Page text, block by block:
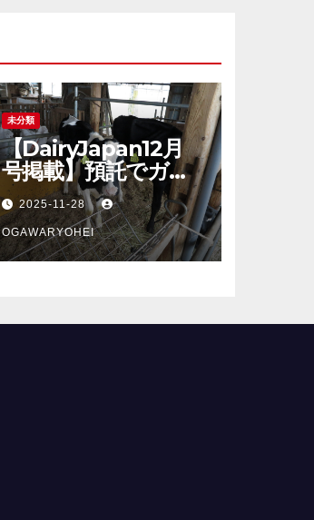
未分類
【DairyJapan12月
号掲載】預託でガッ
カリしないシリー
ズ、最終回！
2025-11-28
OGAWARYOHEI